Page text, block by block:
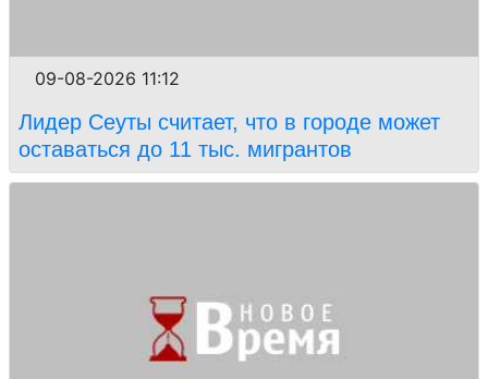
09-08-2026 11:12
Лидер Сеуты считает, что в городе может
оставаться до 11 тыс. мигрантов